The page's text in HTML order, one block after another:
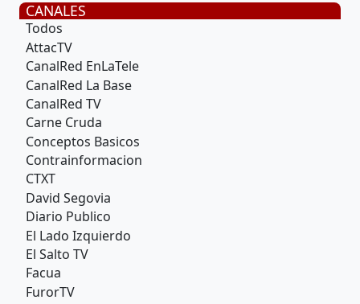
CANALES
Todos
AttacTV
CanalRed EnLaTele
CanalRed La Base
CanalRed TV
Carne Cruda
Conceptos Basicos
Contrainformacion
CTXT
David Segovia
Diario Publico
El Lado Izquierdo
El Salto TV
Facua
FurorTV